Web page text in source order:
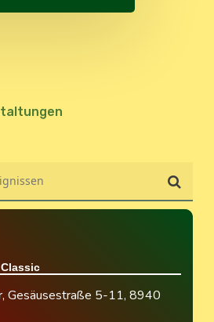
, Gesäusestraße 5-11, 8940